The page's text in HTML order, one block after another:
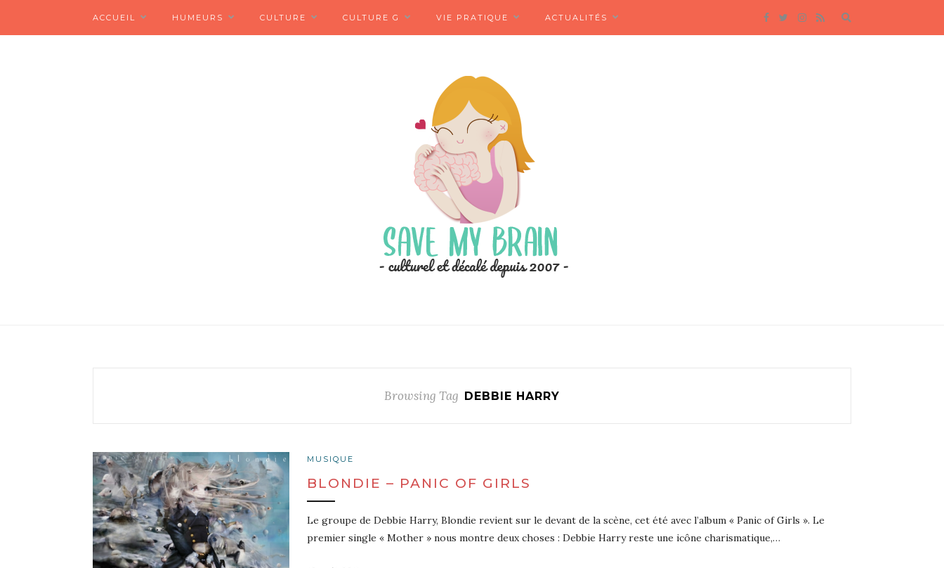
ACCUEIL HUMEURS CULTURE CULTURE G VIE PRATIQUE ACTUALITÉS
Browsing Tag DEBBIE HARRY
MUSIQUE
BLONDIE – PANIC OF GIRLS
Le groupe de Debbie Harry, Blondie revient sur le devant de la scène, cet été avec l’album « Panic of Girls ». Le
premier single « Mother » nous montre deux choses : Debbie Harry reste une icône charismatique,…